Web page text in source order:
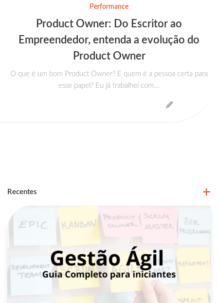
Performance
Product Owner: Do Escritor ao
Empreendedor, entenda a evolução do
Product Owner
O que é um bom Product Owner? E quem é a pessoa certa para
esse papel? Eu já trabalhei com...
Recentes